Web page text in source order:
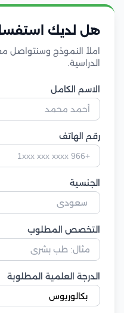
هل لديك
املأ النموذج وسنتواصل
الدراسية.
الاسم الكامل
رقم الهاتف
الجنسية
التخصص المطلوب
الدرجة العلمية المطلوبة